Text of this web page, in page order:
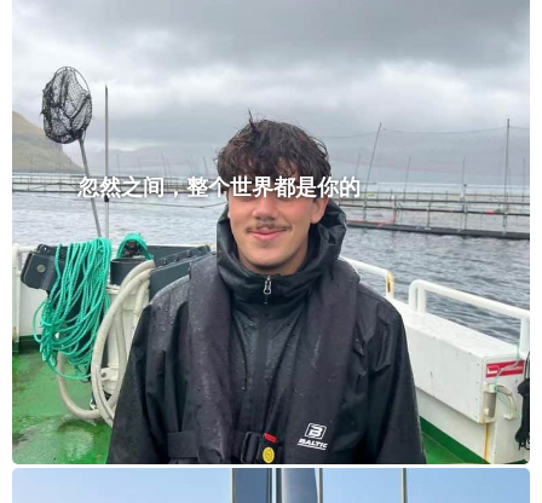
忽然之间，整个世界都是你的